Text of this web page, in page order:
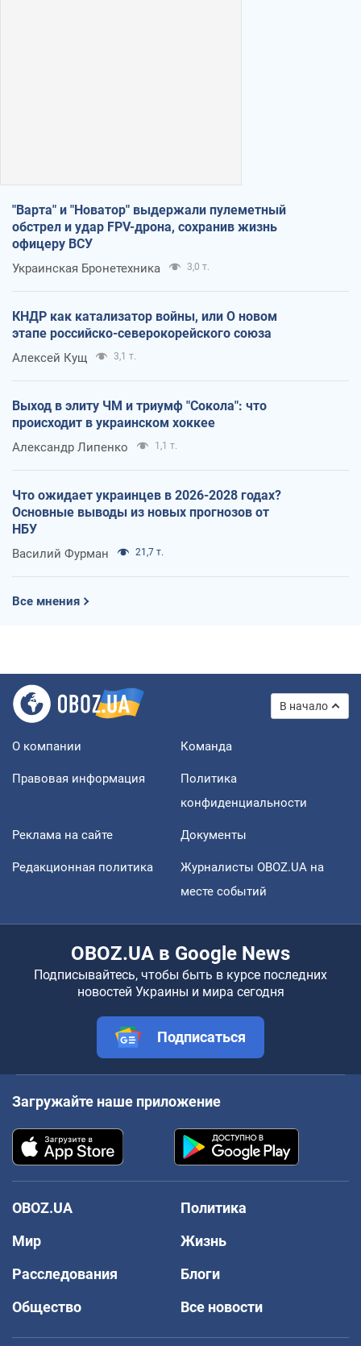
"Варта" и "Новатор" выдержали пулеметный
обстрел и удар FPV-дрона, сохранив жизнь
офицеру ВСУ
Украинская Бронетехника 3,0 т.
КНДР как катализатор войны, или О новом
этапе российско-северокорейского союза
Алексей Кущ 3,1 т.
Выход в элиту ЧМ и триумф "Сокола": что
происходит в украинском хоккее
Александр Липенко 1,1 т.
Что ожидает украинцев в 2026-2028 годах?
Основные выводы из новых прогнозов от
НБУ
Василий Фурман 21,7 т.
Все мнения
В начало
О компании Команда
Правовая информация
Политика
конфиденциальности
Реклама на сайте Документы
Редакционная политика
Журналисты OBOZ.UA на
месте событий
OBOZ.UA в Google News
Подписывайтесь, чтобы быть в курсе последних
новостей Украины и мира сегодня
Подписаться
Загружайте наше приложение
OBOZ.UA
Политика
Мир
Жизнь
Расследования
Блоги
Общество
Все новости